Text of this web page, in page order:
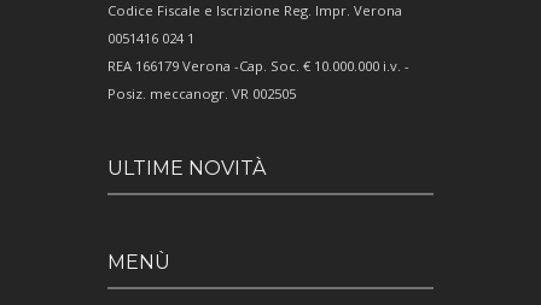
Codice Fiscale e Iscrizione Reg. Impr. Verona
0051416 024 1
REA 166179 Verona -Cap. Soc. € 10.000.000 i.v. -
Posiz. meccanogr. VR 002505
ULTIME NOVITÀ
MENÙ